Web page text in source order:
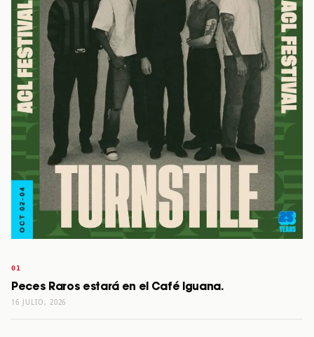
Peces Raros estará en el Café Iguana.
16 JULIO, 2026